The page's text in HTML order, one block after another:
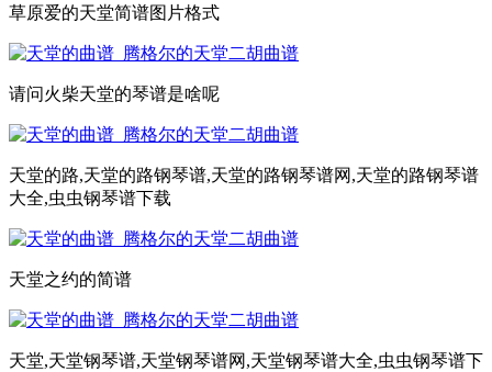
草原爱的天堂简谱图片格式
请问火柴天堂的琴谱是啥呢
天堂的路,天堂的路钢琴谱,天堂的路钢琴谱网,天堂的路钢琴谱
大全,虫虫钢琴谱下载
天堂之约的简谱
天堂,天堂钢琴谱,天堂钢琴谱网,天堂钢琴谱大全,虫虫钢琴谱下